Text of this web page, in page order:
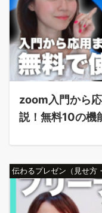
zoom入門から
説！無料10の機
伝わるプレゼン（見せ方